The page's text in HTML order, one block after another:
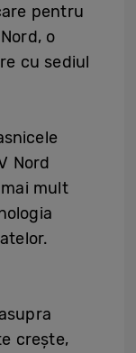
pentru
o
cu sediul
Nord
mult
crește,